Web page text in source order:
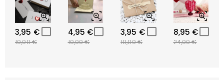
3,95 €
10,00 €
4,95 €
10,00 €
3,95 €
10,00 €
8,95 €
24,00 €